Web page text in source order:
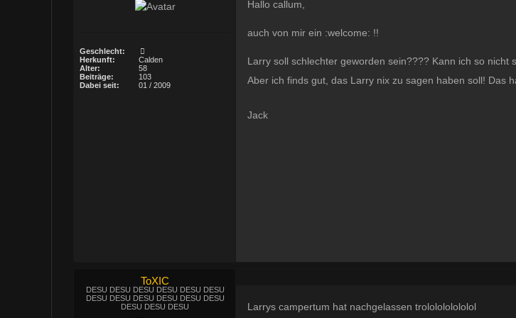
Geschlecht:
Herkunft:
Calden
Alter:
58
Beiträge:
103
Dabei seit:
01 / 2009
Hallo callum,
auch von mir ein :welcome: !!
Larry soll schlechter geworden sein???? Kann ich so nicht
Aber ich finds gut, das Larry nix zu sagen haben soll! Das
Jack
ToXIC
DESU DESU DESU DESU DESU DESU
DESU DESU DESU DESU DESU DESU
DESU DESU DESU
Larrys campertum hat nachgelassen trololololololol